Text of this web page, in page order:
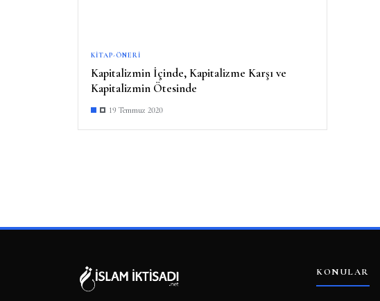
KITAP-ÖNERI
Kapitalizmin İçinde, Kapitalizme Karşı ve
Kapitalizmin Ötesinde
19 Temmuz 2020
KONULAR